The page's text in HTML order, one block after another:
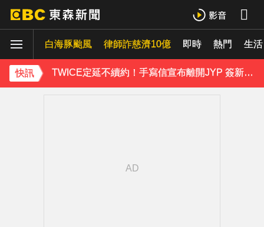
白海豚颱風 律師詐慈濟10億 即時 熱門 生活
快訊
資深男星爆離世！後輩發文哀悼 享年72歲
TWICE定延不續約！手寫信宣布離開JYP 簽新東家成邊佑錫師妹